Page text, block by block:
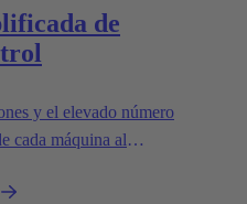
de
y el elevado número